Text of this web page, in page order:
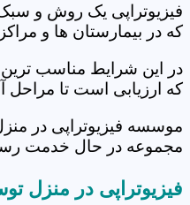
فیزیوتراپی یک روش و
که در بیمارستان ها و
در این شرایط مناسب
که ارزیابی است تا
مجموعه در حال خدمت
فیزیوتراپی در منزل توسط